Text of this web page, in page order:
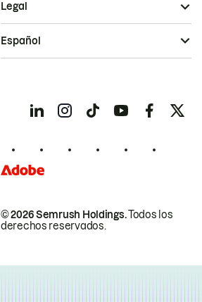
© 2026 Semrush Holdings.Todos los
derechos reservados.
Legal
Español